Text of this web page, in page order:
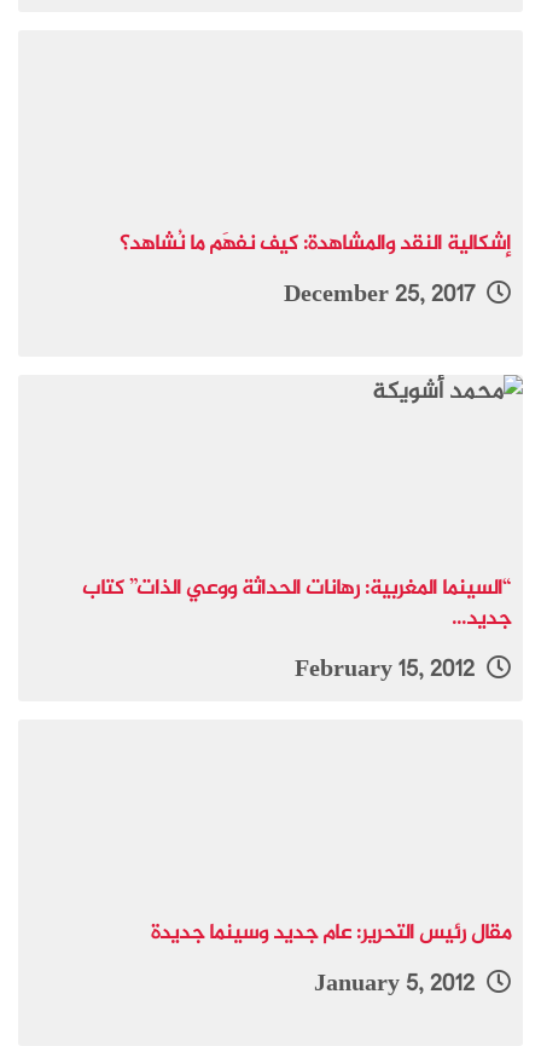
إشكالية النقد والمشاهدة: كيف نفهَم ما نُشاهد؟
December 25, 2017
“السينما المغربية: رهانات الحداثة ووعي الذات” كتاب
جديد...
مقال رئيس التحرير: عام جديد وسينما جديدة